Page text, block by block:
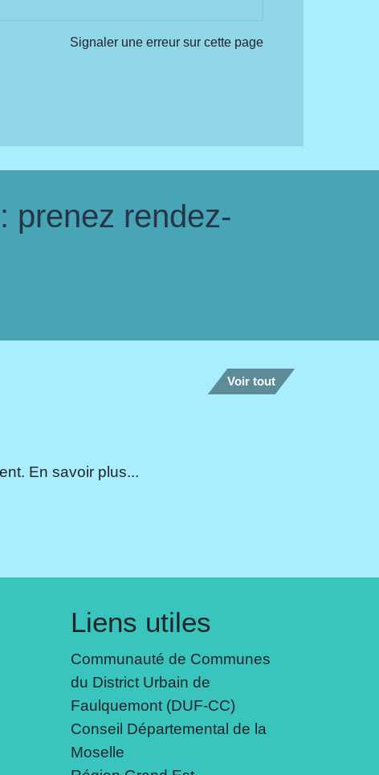
Signaler une erreur sur cette page
prenez rendez-
Voir tout
En savoir plus...
Liens utiles
Communauté de Communes
du District Urbain de
Faulquemont (DUF-CC)
Conseil Départemental de la
Moselle